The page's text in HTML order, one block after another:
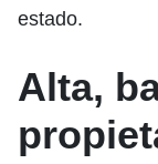
estado.
Alta,